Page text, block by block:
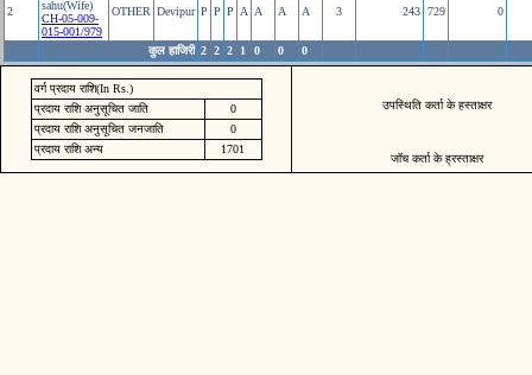
2
sahu(Wife)
CH-05-009-
015-001/979
OTHER Devipur P P P A A A A 3 243 729 0
कुल हाजिरी 2 2 2 1 0 0 0
वर्ग प्रदाय राशि(In Rs.)
प्रदाय राशि अनुसूचित जाति
0
प्रदाय राशि अनुसूचित जनजाति
0
प्रदाय राशि अन्य
1701
उपस्थिति कर्ता के हस्ताक्षर
जॉच कर्ता के ह्रस्ताक्षर